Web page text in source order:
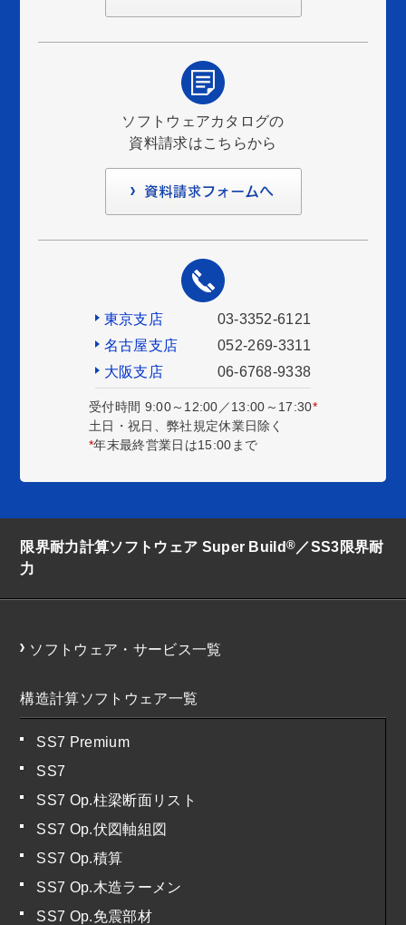
ソフトウェアカタログの
資料請求はこちらから
東京支店
03-3352-6121
名古屋支店
052-269-3311
大阪支店
06-6768-9338
受付時間 9:00～12:00／13:00～17:30*
土日・祝日、弊社規定休業日除く
*年末最終営業日は15:00まで
限界耐力計算ソフトウェア Super Build® ／SS3限界耐
力
ソフトウェア・サービス一覧
構造計算ソフトウェア一覧
SS7 Premium
SS7
SS7 Op.柱梁断面リスト
SS7 Op.伏図軸組図
SS7 Op.積算
SS7 Op.木造ラーメン
SS7 Op.免震部材